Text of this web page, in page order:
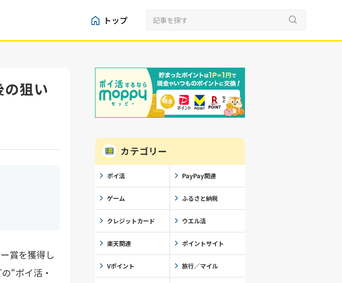
トップ
の狙い
賞を獲得し
“ポイ活・
カテゴリー
ポイ活 PayPay関連
ゲーム ふるさと納税
クレジットカード ウエル活
楽天関連 ポイントサイト
Vポイント 旅行／マイル